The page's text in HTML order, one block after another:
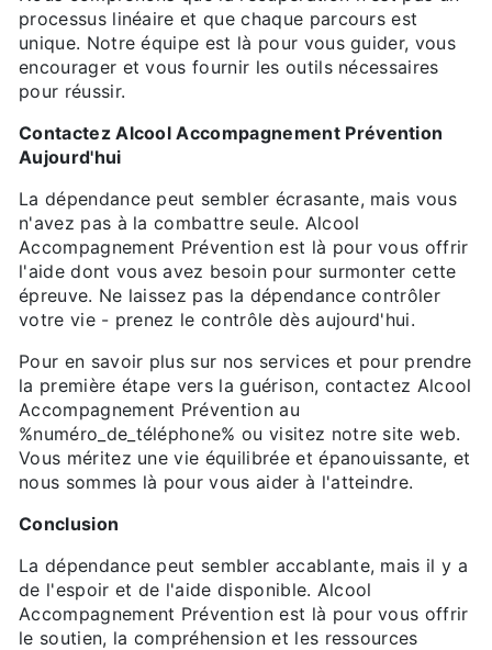
processus linéaire et que chaque parcours est
unique. Notre équipe est là pour vous guider, vous
encourager et vous fournir les outils nécessaires
pour réussir.
Contactez Alcool Accompagnement Prévention
Aujourd'hui
La dépendance peut sembler écrasante, mais vous
n'avez pas à la combattre seule. Alcool
Accompagnement Prévention est là pour vous offrir
l'aide dont vous avez besoin pour surmonter cette
épreuve. Ne laissez pas la dépendance contrôler
votre vie - prenez le contrôle dès aujourd'hui.
Pour en savoir plus sur nos services et pour prendre
la première étape vers la guérison, contactez Alcool
Accompagnement Prévention au
%numéro_de_téléphone% ou visitez notre site web.
Vous méritez une vie équilibrée et épanouissante, et
nous sommes là pour vous aider à l'atteindre.
Conclusion
La dépendance peut sembler accablante, mais il y a
de l'espoir et de l'aide disponible. Alcool
Accompagnement Prévention est là pour vous offrir
le soutien, la compréhension et les ressources